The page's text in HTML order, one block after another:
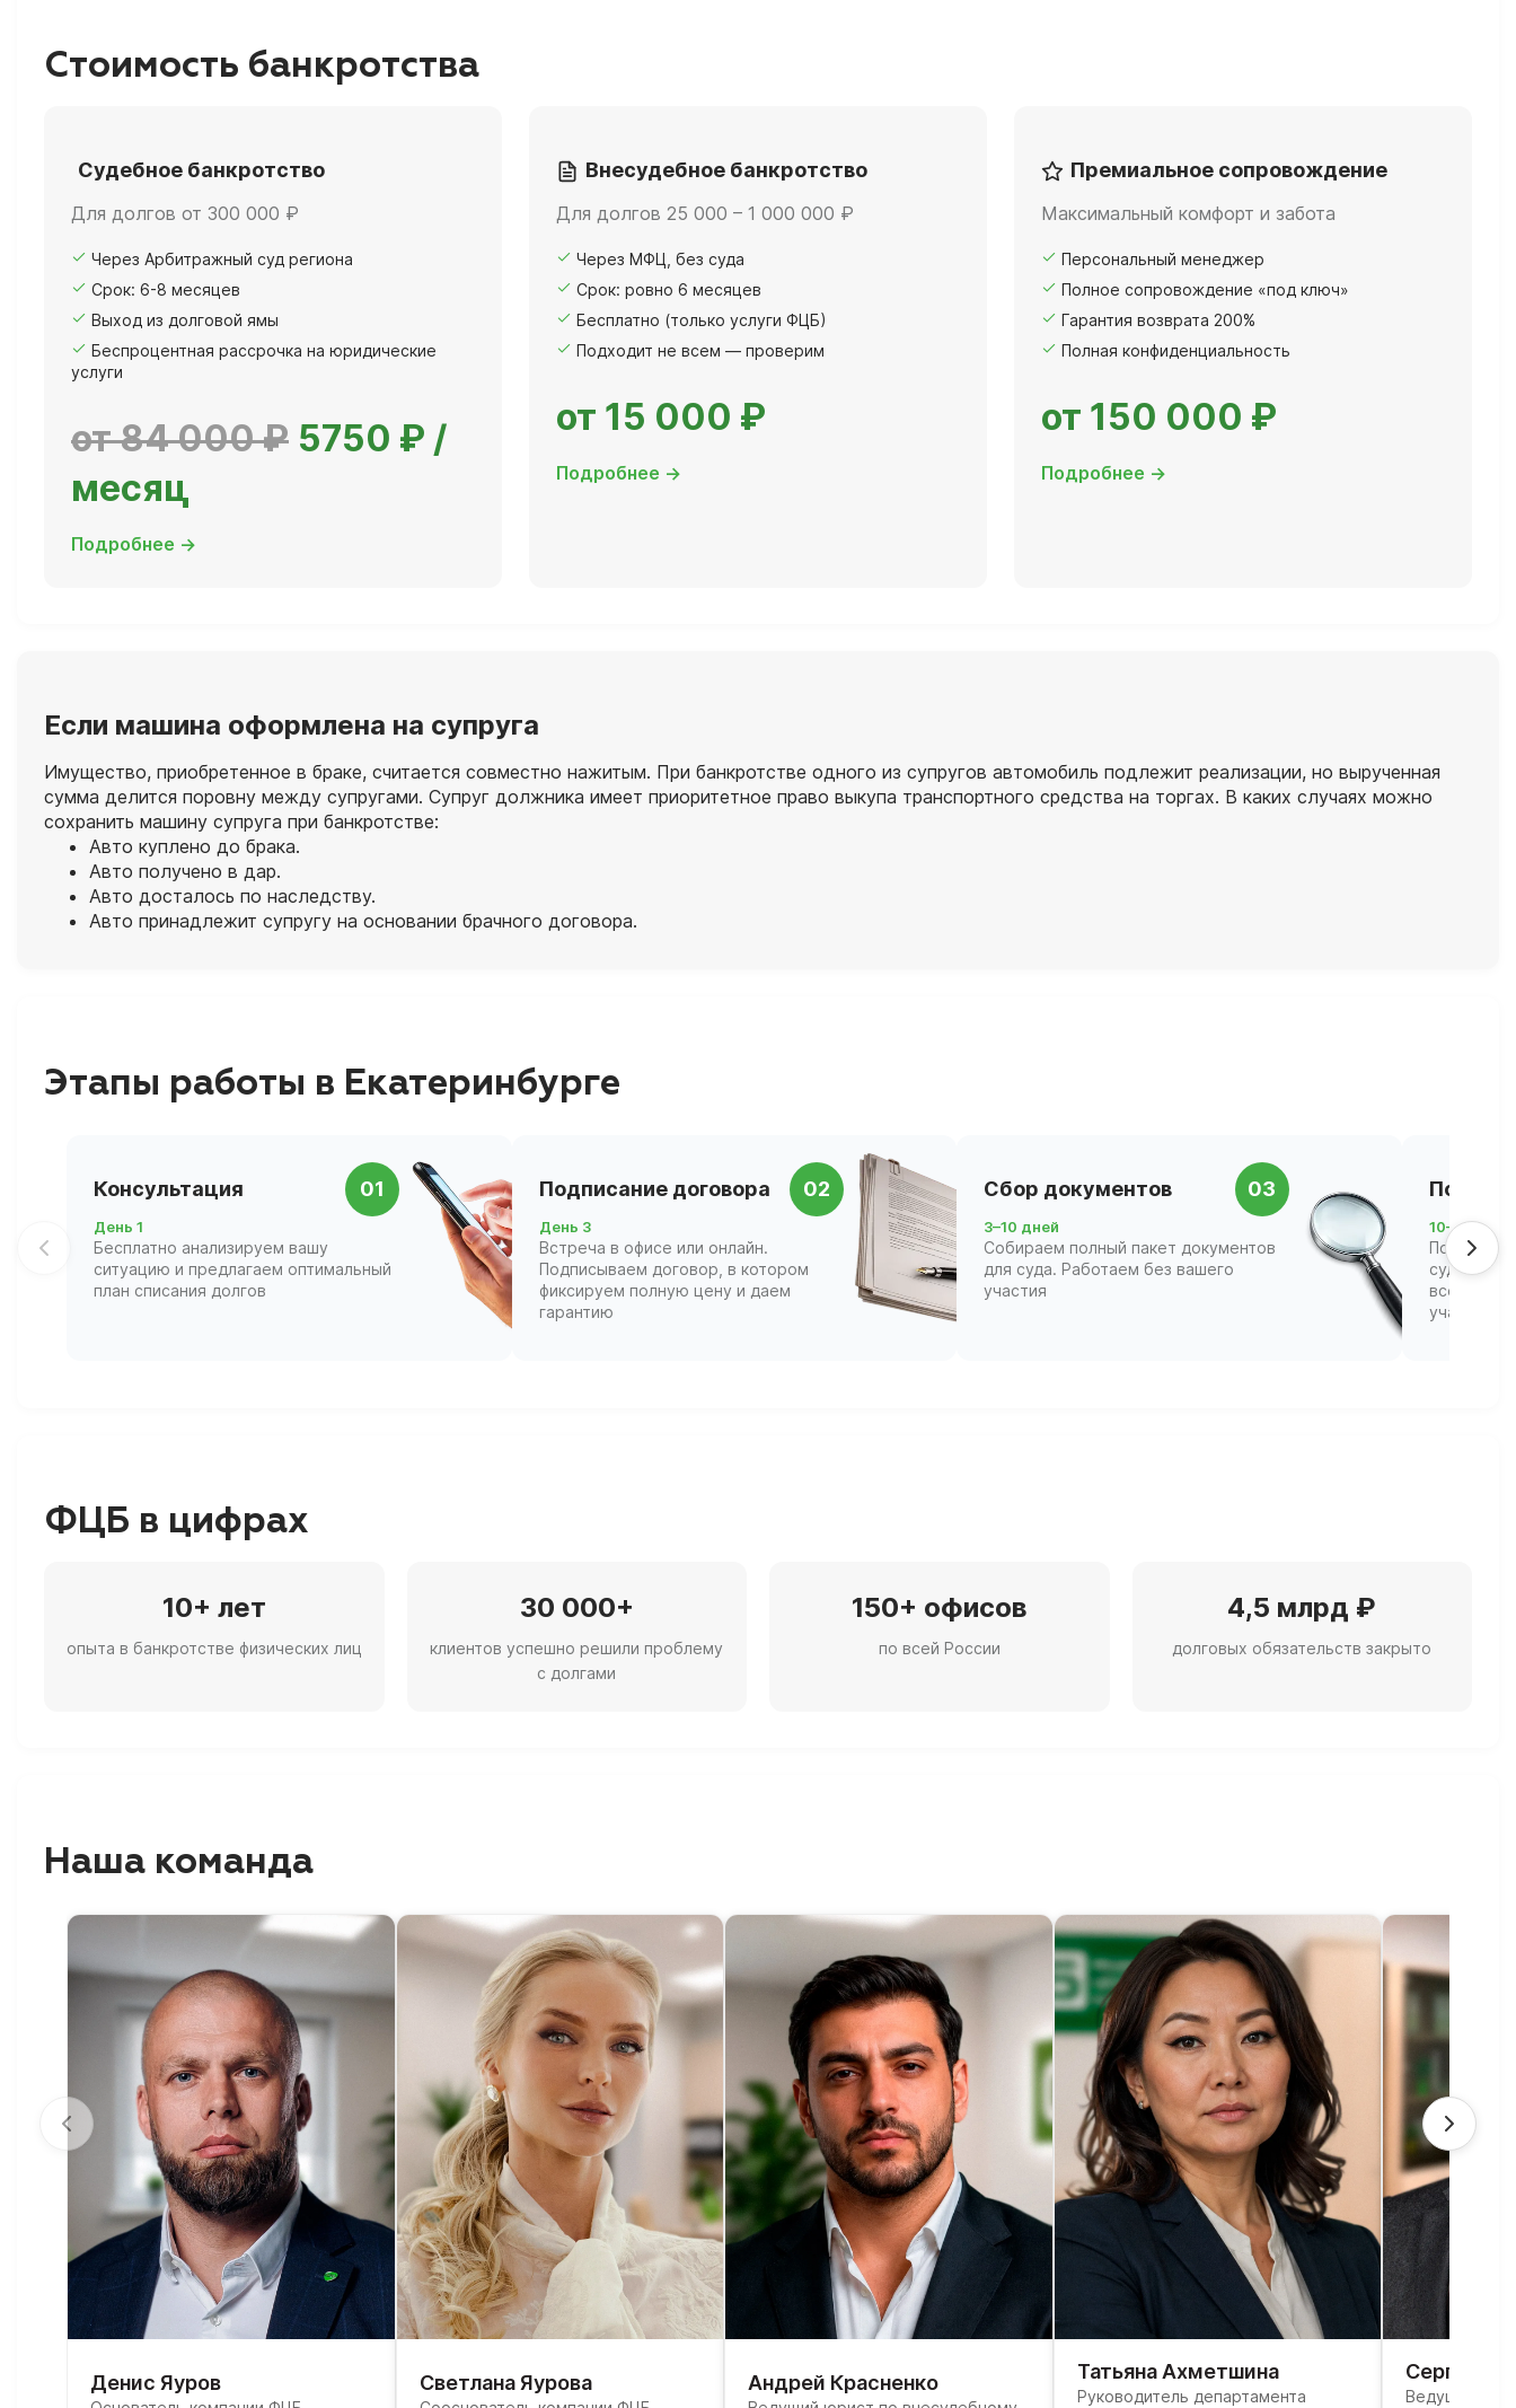
Стоимость банкротства
Судебное банкротство
Для долгов от 300 000 ₽
Через Арбитражный суд региона
Срок: 6-8 месяцев
Выход из долговой ямы
Беспроцентная рассрочка на юридические
услуги
от 84 000 ₽ 5750 ₽ /
месяц
Подробнее →
Внесудебное банкротство
Для долгов 25 000 – 1 000 000 ₽
Через МФЦ, без суда
Срок: ровно 6 месяцев
Бесплатно (только услуги ФЦБ)
Подходит не всем — проверим
от 15 000 ₽
Подробнее →
Премиальное сопровождение
Максимальный комфорт и забота
Персональный менеджер
Полное сопровождение «под ключ»
Гарантия возврата 200%
Полная конфиденциальность
от 150 000 ₽
Подробнее →
Если машина оформлена на супруга
Имущество, приобретенное в браке, считается совместно нажитым. При банкротстве одного из супругов автомобиль подлежит реализации, но вырученная
сумма делится поровну между супругами. Супруг должника имеет приоритетное право выкупа транспортного средства на торгах. В каких случаях можно
сохранить машину супруга при банкротстве:
Авто куплено до брака.
Авто получено в дар.
Авто досталось по наследству.
Авто принадлежит супругу на основании брачного договора.
Этапы работы в Екатеринбурге
Консультация 01
День 1
Бесплатно анализируем вашу
ситуацию и предлагаем оптимальный
план списания долгов
Подписание договора 02
День 3
Встреча в офисе или онлайн.
Подписываем договор, в котором
фиксируем полную цену и даем
гарантию
Сбор документов 03
3–10 дней
Собираем полный пакет документов
для суда. Работаем без вашего
участия
Подача
10–21 день
Подаём
суд и
всех
ФЦБ в цифрах
10+ лет
опыта в банкротстве физических лиц
30 000+
клиентов успешно решили проблему
с долгами
150+ офисов
по всей России
4,5 млрд ₽
долговых обязательств закрыто
Наша команда
Денис Яуров Светлана Яурова Андрей Красненко Татьяна Ахметшина
Руководитель департамента
Сергей
Ведущий